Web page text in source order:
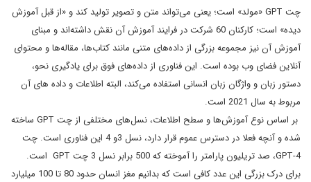
چت GPT «مولد» است؛ یعنی می‌تواند متن و تصویر تولید کند و «از قبل آموزش
دیده» است؛ کارکنان 60 شرکت در فرایند آموزش آن نقش داشته‌اند و مبنای
آموزش آن نیز مجموعه بزرگی از داده‌های متنی مانند کتاب‌ها، مقاله‌ها و محتوای
آنلاین فضای وب بوده است. این فناوری از داده‌های فوق برای یادگیری نحو،
دستور زبان و واژگان زبان انسانی استفاده می‌کند، البته اطلاعات و داده های آن
مربوط به سال 2021 است.
بر اساس نوع آموزش‌ها و سطح اطلاعات، نسل‌های مختلفی از چت GPT ساخته
شده و آنچه فعلا در دسترس عموم قرار دارد، نسل 3و 4 این فناوری است. چت
GPT-4، صد تریلیون پارامتر را آموخته که 500 برابر نسل 3 چت GPT است.
برای درک بزرگی این عدد کافی است که بدانیم مغز انسان حدود 80 تا 100 میلیارد